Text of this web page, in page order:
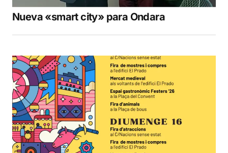
Nueva «smart city» para Ondara